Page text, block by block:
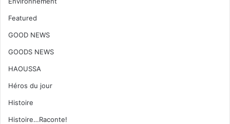
Featured
GOOD NEWS
GOODS NEWS
HAOUSSA
Héros du jour
Histoire
Histoire…Raconte!